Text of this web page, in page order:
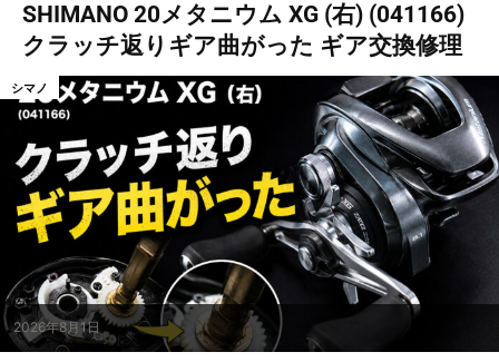
SHIMANO 20メタニウム XG (右) (041166)
クラッチ返りギア曲がった ギア交換修理
2026年8月1日
シマノ